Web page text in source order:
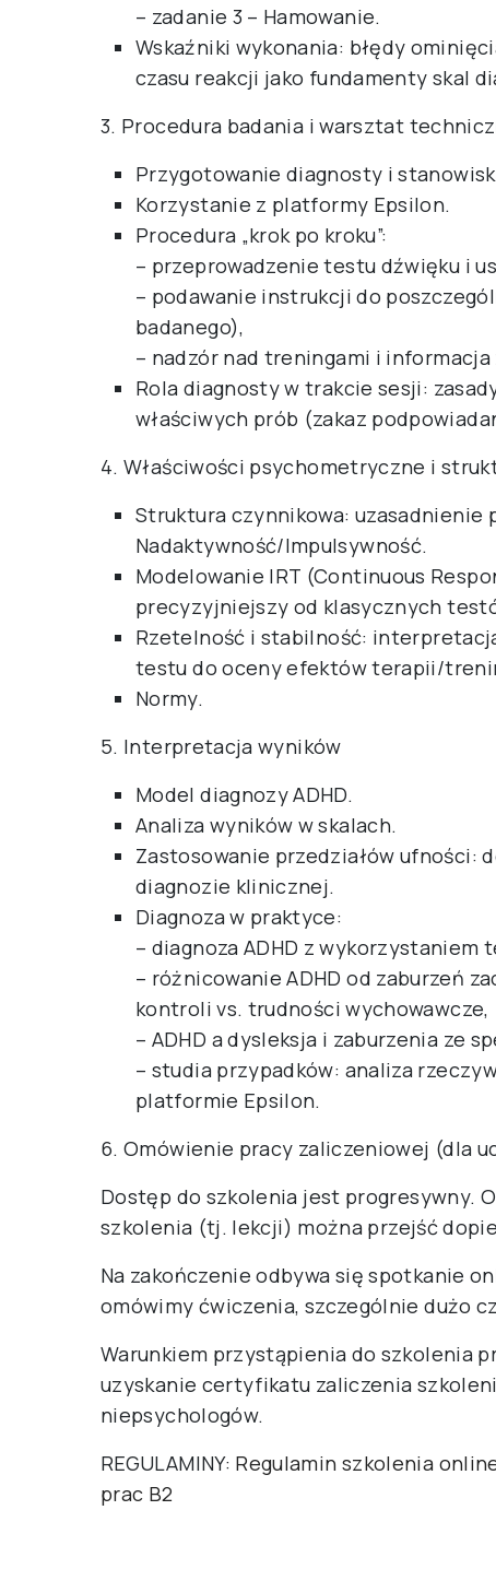
– zadanie 3 – Hamowanie.
Wskaźniki wykonania: błędy
czasu reakcji jako fundamenty skal
3. Procedura badania i warsztat
Przygotowanie diagnosty i
Korzystanie z platformy Epsilon.
Procedura „krok po kroku”:
– przeprowadzenie testu dźwięku i
– podawanie instrukcji do
badanego),
– nadzór nad treningami i
Rola diagnosty w trakcie sesji:
właściwych prób (zakaz
4. Właściwości psychometryczne i
Struktura czynnikowa: uzasadnienie
Nadaktywność/Impulsywność.
Modelowanie IRT (Continuous
precyzyjniejszy od klasycznych
Rzetelność i stabilność:
testu do oceny efektów terapii/
Normy.
5. Interpretacja wyników
Model diagnozy ADHD.
Analiza wyników w skalach.
Zastosowanie przedziałów ufności:
diagnozie klinicznej.
Diagnoza w praktyce:
– diagnoza ADHD z wykorzystaniem
– różnicowanie ADHD od zaburzeń
kontroli vs. trudności wychowawcze,
– ADHD a dysleksja i zaburzenia ze
– studia przypadków: analiza
platformie Epsilon.
6. Omówienie pracy zaliczeniowej (dla
Dostęp do szkolenia jest progresywny.
szkolenia (tj. lekcji) można przejść
Na zakończenie odbywa się spotkanie
omówimy ćwiczenia, szczególnie dużo
Warunkiem przystąpienia do szkolenia
uzyskanie certyfikatu zaliczenia
niepsychologów.
REGULAMINY: Regulamin szkolenia
prac B2